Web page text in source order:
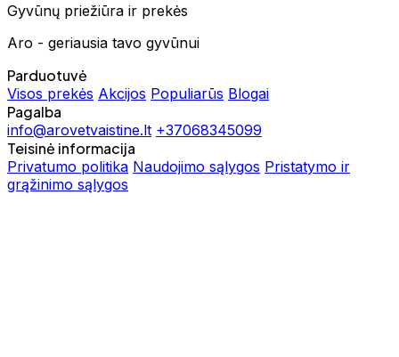
Gyvūnų priežiūra ir prekės
Aro - geriausia tavo gyvūnui
Parduotuvė
Visos prekės Akcijos Populiarūs Blogai
Pagalba
info@arovetvaistine.lt +37068345099
Teisinė informacija
Privatumo politika Naudojimo sąlygos Pristatymo ir
grąžinimo sąlygos